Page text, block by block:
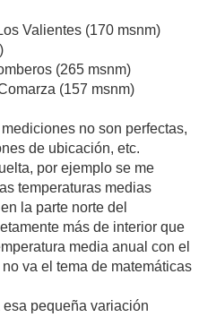
Valientes (170 msnm)
(265 msnm)
(157 msnm)
no son perfectas,
de ubicación, etc.
por ejemplo se me
temperaturas medias
la parte norte del
más de interior que
media anual con el
va el tema de matemáticas
pequeña variación